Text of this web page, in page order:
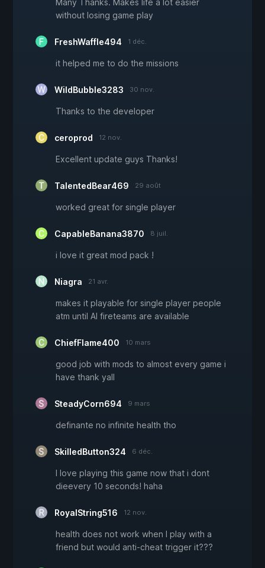
Many Thanks. Makes life a lot easier
without losing game play
FreshWaffle494 1 déc.
it helped me to do the missions
WildBubble3283 30 nov.
Thanks to the developer
ceroprod 12 nov.
Excellent update guys Thanks!
TalentedBear469 29 août
worked great for single player
CapableBanana3870 8 juil.
i love it great mod pack !
Niagra 21 avr.
makes it playable for single player people
atm until AI fireteams are available
ChiefFlame400 10 mars
good job with mods to almost every game i
have thank yall
SteadyCorn694 9 mars
definante no infinite health tho
SkilledButton324 6 déc.
I love playing this game now that i dont
dieevery 10 seconds! haha
RoyalString516 12 nov.
health does not work when I play with a
friend but would anti-cheat trigger it???